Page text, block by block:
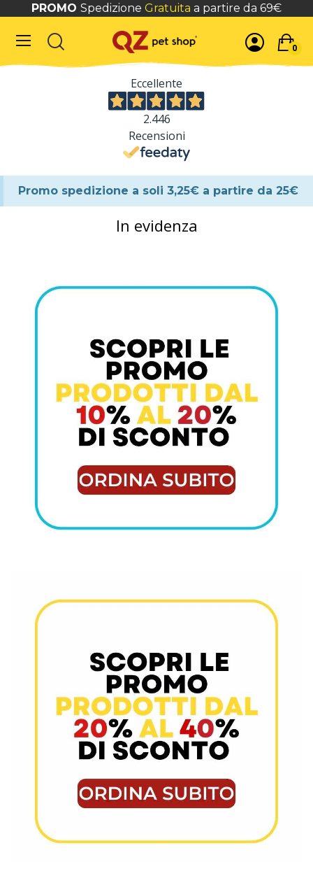
PROMO Spedizione Gratuita a partire da 69€
0
Eccellente
2.446
Recensioni
Promo spedizione a soli 3,25€ a partire da 25€
In evidenza